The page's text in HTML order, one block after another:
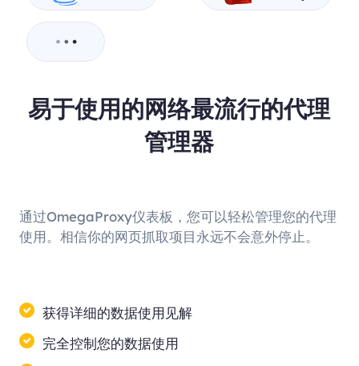
易于使用的网络最流行的代理
管理器
通过OmegaProxy仪表板，您可以轻松管理您的代理
使用。相信你的网页抓取项目永远不会意外停止。
获得详细的数据使用见解
完全控制您的数据使用